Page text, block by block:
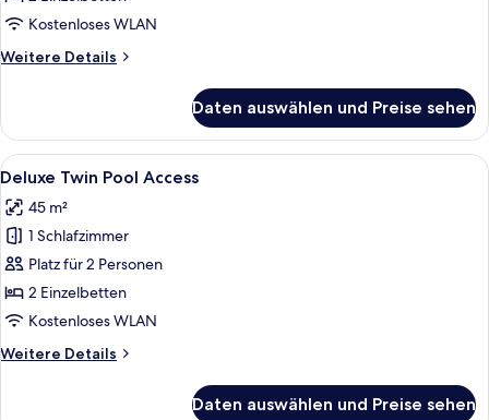
ViewKostenloses WLAN
Weitere Details
Weitere
Twin
Pool
View
Daten auswählen und Preise sehen
Alle
Fotos
für
Deluxe
Twin
Pool
Access
Ein Hotelzimmer mit Pool, Bett und
7
Deluxe Twin Pool Access
45 m²
1 Schlafzimmer
Platz für 2 Personen
2 Einzelbetten
Kostenloses WLAN
Weitere Details
Weitere
Daten auswählen und Preise sehen